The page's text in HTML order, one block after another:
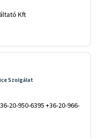
Kft
Szolgálat
20-950-6395 +36-20-966-